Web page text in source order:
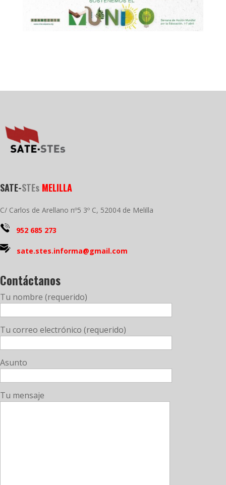
SATE-STEs MELILLA
C/ Carlos de Arellano nº5 3º C, 52004 de Melilla
952 685 273
sate.stes.informa@gmail.com
Contáctanos
Tu nombre (requerido)
Tu correo electrónico (requerido)
Asunto
Tu mensaje